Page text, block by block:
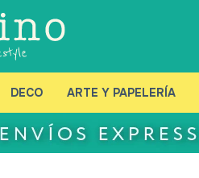
DECO ARTE Y PAPELERÍA